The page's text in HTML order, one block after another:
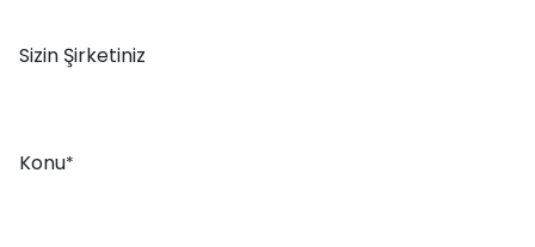
Sizin Şirketiniz
Konu*